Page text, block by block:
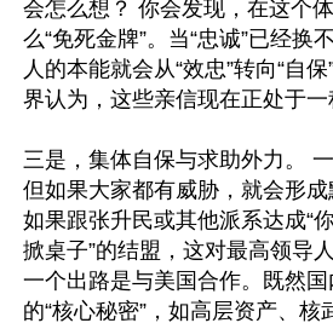
会怎么想？ 你会发现，在这个
么“免死金牌”。当“忠诚”已经换
人的本能就会从“效忠”转向“自
界认为，这些亲信现在正处于一
三是，集体自保与求助外力。
但如果大家都有威胁，就会形
如果跟张升民或其他派系达成“
掀桌子”的结盟，这对最高领导
一个出路是与美国合作。既然
的“核心秘密”，如高层资产、核